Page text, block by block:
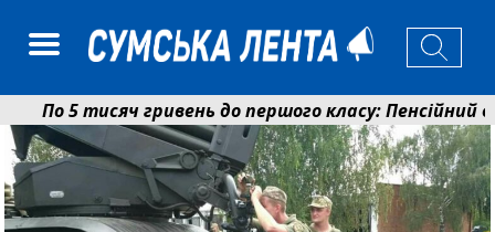
По 5 тисяч гривень до першого класу: Пенсійний
Ніколаєнко: у Сумах погодили 115 компенсацій на